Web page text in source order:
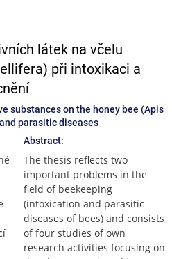
látek na včelu
při intoxikaci a
substances on the honey bee (Apis
parasitic diseases
Abstract:
The thesis reflects two
important problems in the
field of beekeeping
(intoxication and parasitic
diseases of bees) and consists
of four studies of own
research activities focusing on